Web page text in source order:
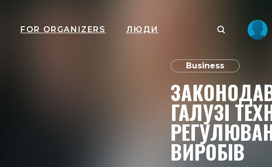
FOR ORGANIZERS ЛЮДИ
Business
ГАЛУЗІ
ВИРОБІВ